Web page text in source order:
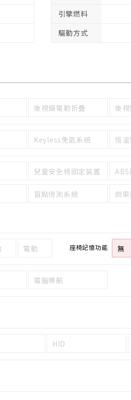
引擎燃料
驅動方式
後視鏡電動折疊 後
Keyless免匙系統 恆
兒童安全椅固定裝置
盲點偵測系統 倒
電動 座椅記憶功能 無
電腦導航
HID